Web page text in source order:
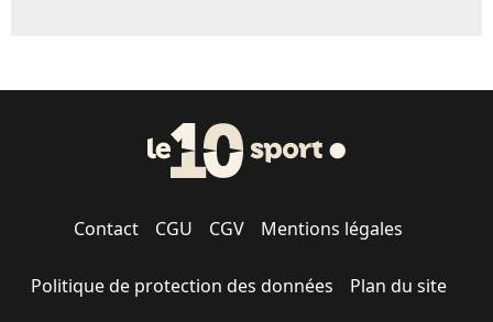
Contact CGU CGV Mentions légales
Politique de protection des données Plan du site